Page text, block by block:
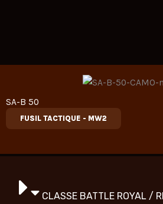
SA-B 50
FUSIL TACTIQUE - MW2
CLASSE BATTLE ROYAL /